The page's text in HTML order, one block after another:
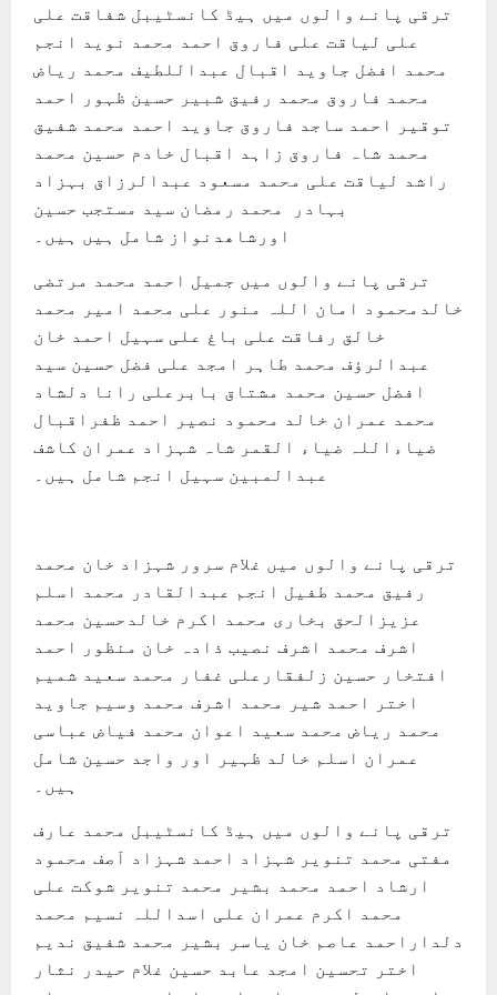
ترقی پانے والوں میں ہیڈ کانسٹیبل شفاقت علی
علی لیاقت علی فاروق احمد محمد نوید انجم
محمد افضل جاوید اقبال عبداللطیف محمد ریاض
محمد فاروق محمد رفیق شبیر حسین ظہور احمد
توقیر احمد ساجد فاروق جاوید احمد محمد شفیق
محمد شاہ فاروق زاہد اقبال خادم حسین محمد
راشد لیاقت علی محمد مسعود عبدالرزاق بہزاد
بہادر محمد رمضان سید مستجب حسین
اورشاھدنواز شامل ہیں ہیں۔
ترقی پانے والوں میں جمیل احمد محمد مرتضی
خالدمحمود امان اللہ منور علی محمد امیر محمد
خالق رفاقت علی باغ علی سہیل احمد خان
عبدالرؤف محمد طاہر امجد علی فضل حسین سید
افضل حسین محمد مشتاق بابرعلی رانا دلشاد
محمد عمران خالد محمود نصیر احمد ظفراقبال
ضیاءاللہ ضیاء القمر شاہ شہزاد عمران کاشف
عبدالمبین سہیل انجم شامل ہیں۔
ترقی پانے والوں میں غلام سرور شہزاد خان محمد
رفیق محمد طفیل انجم عبدالقادر محمد اسلم
عزیزالحق بخاری محمد اکرم خالدحسین محمد
اشرف محمد اشرف نصیب ذادہ خان منظور احمد
افتخار حسین زلفقارعلی غفار محمد سعید شمیم
اختر احمد شیر محمد اشرف محمد وسیم جاوید
محمد ریاض محمد سعید اعوان محمد فیاض عباسی
عمران اسلم خالد ظہیر اور واجد حسین شامل
ہیں۔
ترقی پانے والوں میں ہیڈ کانسٹیبل محمد عارف
مفتی محمد تنویر شہزاد احمد شہزاد آصف محمود
ارشاد احمد محمد بشیر محمد تنویر شوکت علی
محمد اکرم عمران علی اسداللہ نسیم محمد
دلداراحمد عاصم خان یاسر بشیر محمد شفیق ندیم
اختر تحسین امجد عابد حسین غلام حیدر نثار